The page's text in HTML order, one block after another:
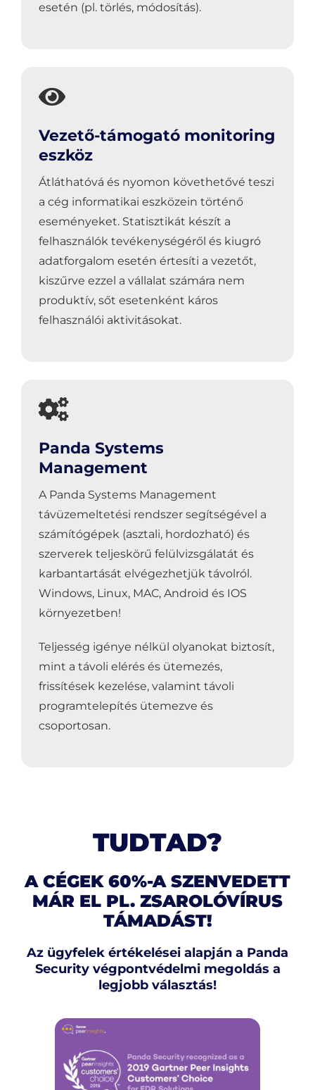
esetén (pl. törlés, módosítás).
Vezető-támogató monitoring
eszköz
Átláthatóvá és nyomon követhetővé teszi
a cég informatikai eszközein történő
eseményeket. Statisztikát készít a
felhasználók tevékenységéről és kiugró
adatforgalom esetén értesíti a vezetőt,
kiszűrve ezzel a vállalat számára nem
produktív, sőt esetenként káros
felhasználói aktivitásokat.
Panda Systems
Management
A Panda Systems Management
távüzemeltetési rendszer segítségével a
számítógépek (asztali, hordozható) és
szerverek teljeskörű felülvizsgálatát és
karbantartását elvégezhetjük távolról.
Windows, Linux, MAC, Android és IOS
környezetben!
Teljesség igénye nélkül olyanokat biztosít,
mint a távoli elérés és ütemezés,
frissítések kezelése, valamint távoli
programtelepítés ütemezve és
csoportosan.
TUDTAD?
A CÉGEK 60%-A SZENVEDETT
MÁR EL PL. ZSAROLÓVÍRUS
TÁMADÁST!
Az ügyfelek értékelései alapján a Panda
Security végpontvédelmi megoldás a
legjobb választás!